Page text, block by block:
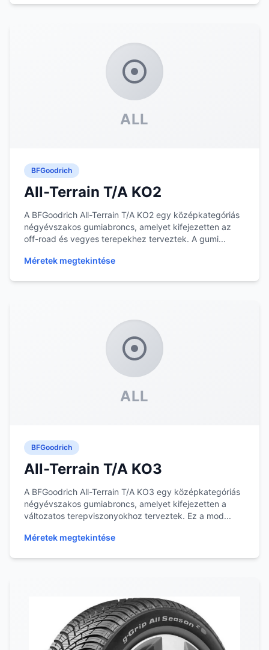
ALL
BFGoodrich
All-Terrain T/A KO2
A BFGoodrich All-Terrain T/A KO2 egy középkategóriás
négyévszakos gumiabroncs, amelyet kifejezetten az
off-road és vegyes terepekhez terveztek. A gumi...
Méretek megtekintése
ALL
BFGoodrich
All-Terrain T/A KO3
A BFGoodrich All-Terrain T/A KO3 egy középkategóriás
négyévszakos gumiabroncs, amelyet kifejezetten a
változatos terepviszonyokhoz terveztek. Ez a mod...
Méretek megtekintése